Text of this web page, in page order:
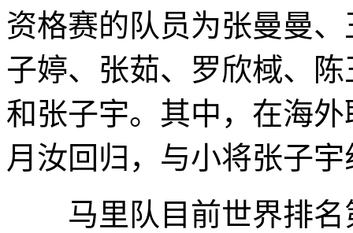
资格赛的队员为张曼曼
子婷、张茹、罗欣棫、
和张子宇。其中，在海
月汝回归，与小将张子
马里队目前世界排名